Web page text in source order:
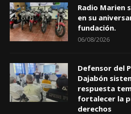
Radio Marien
en su
fundación.
06/08/2026
Defensor del
Dajabón
respuesta
fortalecer la
derechos